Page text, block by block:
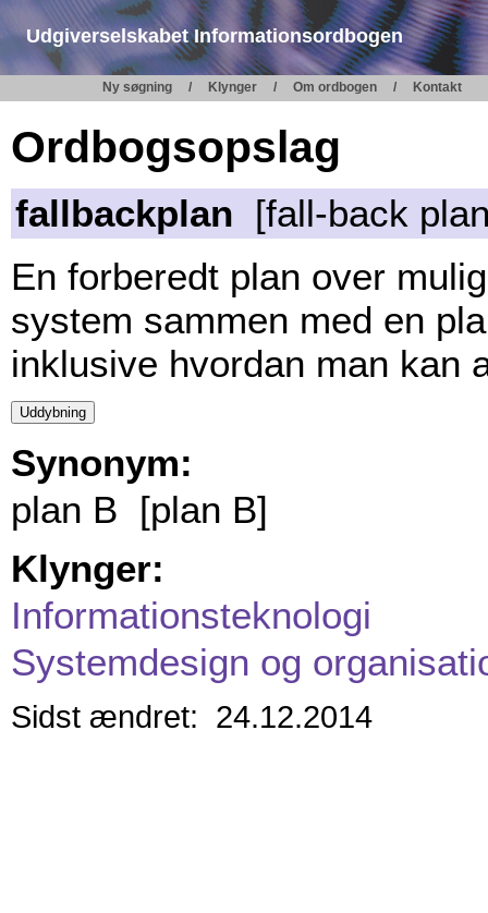
Udgiverselskabet Informationsordbogen
Ny søgning Klynger Om ordbogen Kontakt
Ordbogsopslag
fallbackplan [fall-back
En forberedt plan over
system sammen med en
inklusive hvordan man kan
Synonym:
plan B [plan B]
Klynger:
Informationsteknologi
Systemdesign og
Sidst ændret: 24.12.2014